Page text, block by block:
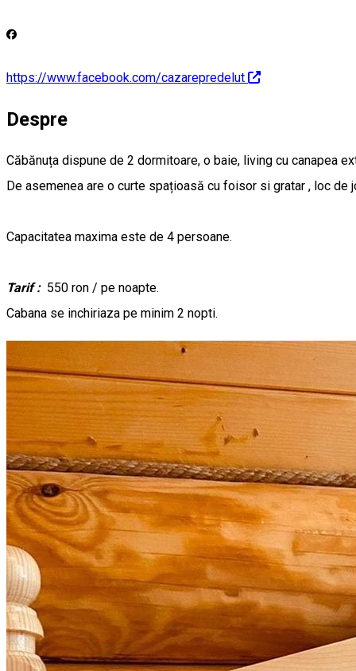
https://www.facebook.com/cazarepredelut
Despre
Căbănuța dispune de 2 dormitoare, o baie, living cu canapea
De asemenea are o curte spațioasă cu foisor si gratar , loc de
Capacitatea maxima este de 4 persoane.
Tarif :550 ron / pe noapte.
Cabana se inchiriaza pe minim 2 nopti.